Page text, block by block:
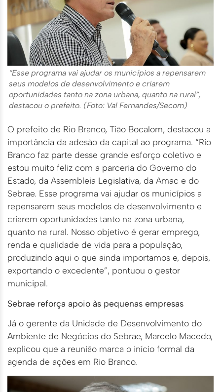
“Esse programa vai ajudar os municípios a repensarem
seus modelos de desenvolvimento e criarem
oportunidades tanto na zona urbana, quanto na rural”,
destacou o prefeito. (Foto: Val Fernandes/Secom)
O prefeito de Rio Branco, Tião Bocalom, destacou a
importância da adesão da capital ao programa. “Rio
Branco faz parte desse grande esforço coletivo e
estou muito feliz com a parceria do Governo do
Estado, da Assembleia Legislativa, da Amac e do
Sebrae. Esse programa vai ajudar os municípios a
repensarem seus modelos de desenvolvimento e
criarem oportunidades tanto na zona urbana,
quanto na rural. Nosso objetivo é gerar emprego,
renda e qualidade de vida para a população,
produzindo aqui o que ainda importamos e, depois,
exportando o excedente”, pontuou o gestor
municipal.
Sebrae reforça apoio às pequenas empresas
Já o gerente da Unidade de Desenvolvimento do
Ambiente de Negócios do Sebrae, Marcelo Macedo,
explicou que a reunião marca o início formal da
agenda de ações em Rio Branco.